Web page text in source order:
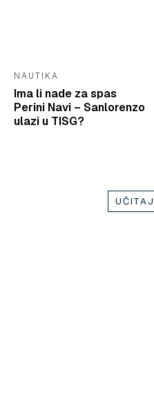
NAUTIKA
Ima li nade za spas
Perini Navi – Sanlorenzo
ulazi u TISG?